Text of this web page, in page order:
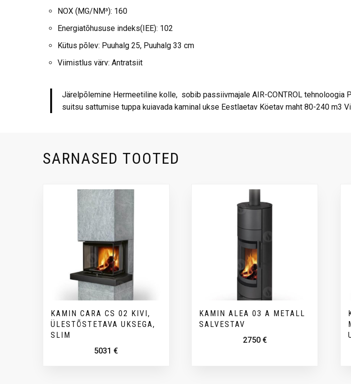
NOX (MG/NM³): 160
Energiatõhususe indeks(IEE): 102
Kütus põlev: Puuhalg 25, Puuhalg 33 cm
Viimistlus värv: Antratsiit
Järelpõlemine Hermeetiline kolle, sobib passiivmajale AIR-CONTROL tehnoloogia
suitsu sattumise tuppa kuiavada kaminal ukse Eestlaetav Köetav maht 80-240 m3
SARNASED TOOTED
KAMIN CARA CS 02 KIVI,
ÜLESTÕSTETAVA UKSEGA,
SLIM
5031€
KAMIN ALEA 03 A METALL
SALVESTAV
2750 €